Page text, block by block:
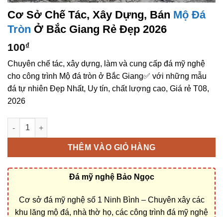
Cơ Sở Chế Tác, Xây Dựng, Bán Mộ Đá
Tròn Ở Bắc Giang Rẻ Đẹp 2026
100₫
Chuyên chế tác, xây dựng, làm và cung cấp đá mỹ nghệ
cho công trình Mộ đá tròn ở Bắc Giang✅ với những mẫu
đá tự nhiên Đẹp Nhất, Uy tín, chất lượng cao, Giá rẻ T08,
2026
Cơ sở chế tác, xây dựng, bán Mộ đá tròn ở Bắc Giang rẻ đẹp
THÊM VÀO GIỎ HÀNG
Đá mỹ nghệ Bảo Ngọc
Cơ sở đá mỹ nghệ số 1 Ninh Bình – Chuyên xây các
khu lăng mộ đá, nhà thờ họ, các công trình đá mỹ nghệ